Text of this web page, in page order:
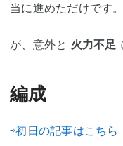
当に進めただけです。
が、意外と 火力不足
編成
⇨初日の記事はこちら